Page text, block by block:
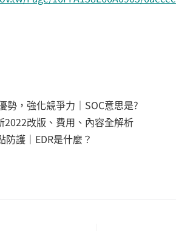
勢，強化競爭力｜SOC意思是?
改版、費用、內容全解析
防護｜EDR是什麼？